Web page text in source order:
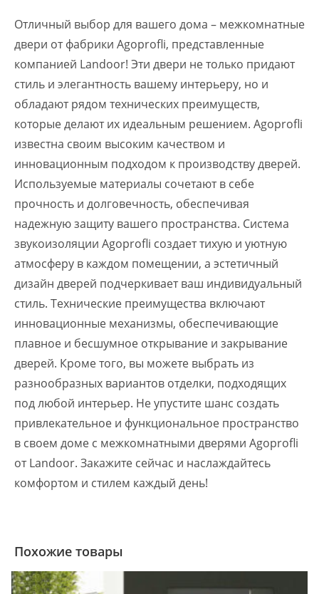
Отличный выбор для вашего дома – межкомнатные
двери от фабрики Agoprofli, представленные
компанией Landoor! Эти двери не только придают
стиль и элегантность вашему интерьеру, но и
обладают рядом технических преимуществ,
которые делают их идеальным решением. Agoprofli
известна своим высоким качеством и
инновационным подходом к производству дверей.
Используемые материалы сочетают в себе
прочность и долговечность, обеспечивая
надежную защиту вашего пространства. Система
звукоизоляции Agoprofli создает тихую и уютную
атмосферу в каждом помещении, а эстетичный
дизайн дверей подчеркивает ваш индивидуальный
стиль. Технические преимущества включают
инновационные механизмы, обеспечивающие
плавное и бесшумное открывание и закрывание
дверей. Кроме того, вы можете выбрать из
разнообразных вариантов отделки, подходящих
под любой интерьер. Не упустите шанс создать
привлекательное и функциональное пространство
в своем доме с межкомнатными дверями Agoprofli
от Landoor. Закажите сейчас и наслаждайтесь
комфортом и стилем каждый день!
Похожие товары